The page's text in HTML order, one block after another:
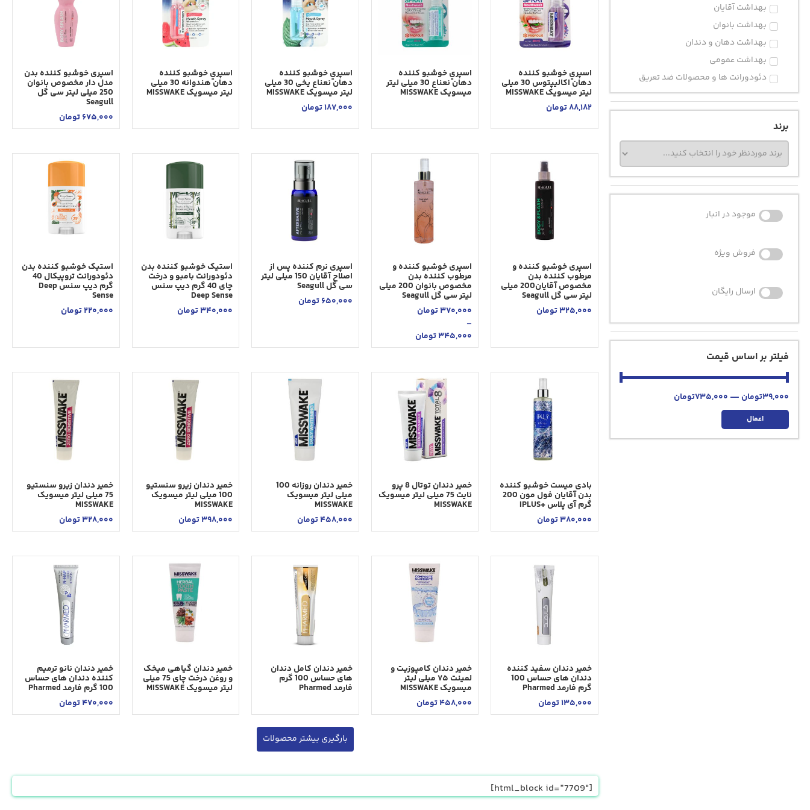
بهداشت آقایان
بهداشت بانوان
بهداشت دهان و دندان
بهداشت عمومی
دئودورانت ها و محصولات ضد تعریق
برند
موجود در انبار
فروش ویژه
ارسال رایگان
فیلتر بر اساس قیمت
39,000تومان —
735,000تومان
اعمال
اسپري خوشبو كننده
دهان اكاليپتوس 30 ميلی
ليتر ميسويک MISSWAKE
88,182تومان
اسپري خوشبو كننده
دهان نعناع 30 ميلی ليتر
ميسويک MISSWAKE
اسپري خوشبو كننده
دهان نعناع یخی 30 ميلی
ليتر ميسويک MISSWAKE
187,000تومان
اسپري خوشبو كننده
دهان هندوانه 30 ميلی
ليتر ميسويک MISSWAKE
اسپری خوشبو کننده بدن
مدل دار مخصوص بانوان
250 میلی لیتر سی گل
Seagull
675,000تومان
اسپری خوشبو کننده و
مرطوب کننده بدن
مخصوص آقایان200 میلی
لیتر سی گل Seagull
325,000تومان
اسپری خوشبو کننده و
مرطوب کننده بدن
مخصوص بانوان 200 میلی
لیتر سی گل Seagull
370,000تومان
–
345,000تومان
اسپری نرم كننده پس از
اصلاح آقايان 150 ميلی ليتر
سی گل Seagull
650,000تومان
استیک خوشبو کننده بدن
دئودورانت بامبو و درخت
چای 40 گرم دیپ سنس
Deep Sense
340,000تومان
استیک خوشبو کننده بدن
دئودورانت تروپیکال 40
گرم دیپ سنس Deep
Sense
220,000تومان
بادی میست خوشبو کننده
بدن آقایان فول مون 200
گرم آی پلاس +IPLUS
380,000تومان
خمير دندان توتال 8 پرو
نایت 75 ميلی ليتر ميسویک
MISSWAKE
خمير دندان روزانه 100
ميلی ليتر ميسويک
MISSWAKE
458,000تومان
خمير دندان زیرو سنستیو
100 ميلی ليتر ميسويک
MISSWAKE
398,000تومان
خمير دندان زیرو سنستیو
75 ميلی ليتر ميسويک
MISSWAKE
328,000تومان
خمير دندان سفيد كننده
دندان های حساس 100
گرم فارمد Pharmed
135,000تومان
خمير دندان كامپوزيت و
لمينت ۷۵ ميلی ليتر
ميسويک MISSWAKE
458,000تومان
خمير دندان كامل دندان
های حساس 100 گرم
فارمد Pharmed
خمير دندان گياهی ميخک
و روغن درخت چای 75 ميلی
ليتر ميسويک MISSWAKE
خمير دندان نانو ترميم
كننده دندان های حساس
100 گرم فارمد Pharmed
470,000تومان
بارگیری بیشتر محصولات
[html_block id=”7709″]